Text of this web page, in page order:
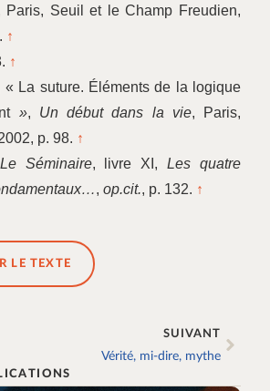
Paris, Seuil et le Champ Freudien,
↑
↑
« La suture. Éléments de la logique
», Un début dans la vie, Paris,
p. 98. ↑
Le Séminaire, livre XI,Les quatre
, op.cit., p. 132. ↑
LE TEXTE
SUIVANT
Vérité, mi-dire, mythe